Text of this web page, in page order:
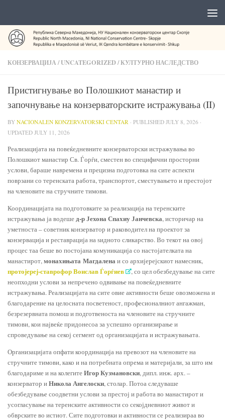
КОНЗЕРВАЦИЈА/UNCATEGORIZED/КУЛТУРНО НАСЛЕДСТВО
Пристигнување во Полошкиот манастир и
започнување на конзерваторските истражувања (II)
BY NACIONALEN KONZERVATORSKI CENTAR · PUBLISHED JULY 8, 2026 ·
UPDATED JULY 11, 2026
Реализацијата на повеќедневните конзерваторски истражувања во
Полошкиот манастир Св. Ѓорѓи, сместен во специфични просторни
услови, бараше навремена и прецизна подготовка на сите аспекти
поврзани со теренската работа, транспортот, сместувањето и престојот
на членовите на стручните тимови.
Координацијата на подготовките за реализација на теренските
истражувања ја водешед-р Јехона Спахиу Јанчевска, историчар на
уметноста – советник конзерватор и раководител на проектот за
конзервација и реставрација на ѕидното сликарство. Во текот на овој
процес таа беше во постојана комуникација со настојателката на
манастирот,монахињата Магдалена и со архијерејскиот намесник,
протојереј-ставрофор Воислав Ѓорѓиев
, со цел обезбедување на сите
неопходни услови за непречено одвивање на повеќедневните
истражувања. Реализацијата на сите овие активности беше овозможена и
благодарение на целосната посветеност, професионалниот ангажман,
безрезервната помош и подготвеностa на членовите на стручните
тимови, кои највеќе придонесоа за успешно организирање и
спроведување на секој сегмент од организацијата и истражувањата.
Организацијата опфати координација на превозот на членовите на
стручните тимови, како и на потребната опрема и материјали, за што им
благодариме и на колегитеИгор Кузмановски, дипл. инж. арх. –
конзерватор иНикола Ангелоски, столар. Потоа следуваше
обезбедување соодветни услови за престој и работа во манастирот и
усогласување на теренските активности со секојдневниот живот и
обврските во истиот. Сите подготовки и активности се реализираа во